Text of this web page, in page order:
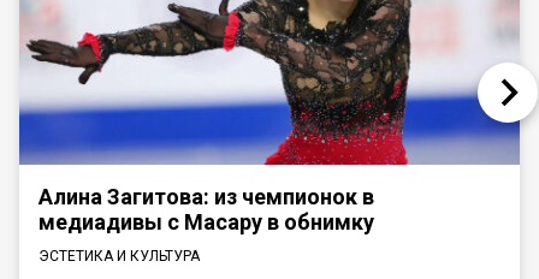
Алина Загитова: из чемпионок в
медиадивы с Масару в обнимку
ЭСТЕТИКА И КУЛЬТУРА